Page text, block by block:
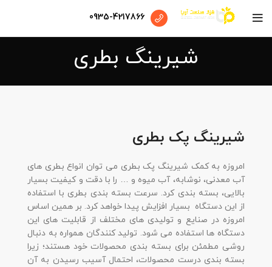
0935-4217866
شیرینگ بطری
شیرینگ پک بطری
امروزه به کمک شیرینگ پک بطری می توان انواع بطری های
آب معدنی، نوشابه، آب میوه و … را با دقت و کیفیت بسیار
بالایی، بسته بندی کرد. سرعت بسته بندی بطری با استفاده
از این دستگاه بسیار افزایش پیدا خواهد کرد. بر همین اساس
امروزه در صنایع و تولیدی های مختلف از قابلیت های این
دستگاه ها استفاده می شود. تولید کنندگان همواره به دنبال
روشی مطمئن برای بسته بندی محصولات خود هستند؛ زیرا
بسته بندی درست محصولات، احتمال آسیب رسیدن به آن